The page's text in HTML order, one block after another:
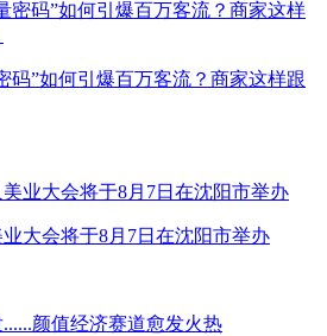
码”如何引爆百万客流？商家这样跟
大会将于8月7日在沈阳市举办
颜值经济赛道愈发火热